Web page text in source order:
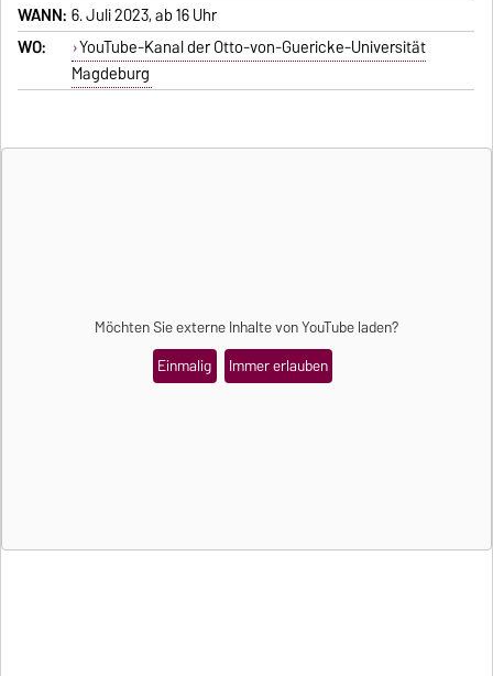
WANN: 6. Juli 2023, ab 16 Uhr
WO:
YouTube-Kanal der Otto-von-Guericke-Universität
Magdeburg
Möchten Sie externe Inhalte vonYouTubeladen?
Einmalig
Immer erlauben